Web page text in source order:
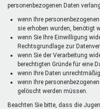
personenbezogenen Daten
wenn Ihre
sie erhoben wurden, benötigt
wenn Sie Ihre Einwilligung
Rechtsgrundlage zur
wenn Sie der Verarbeitung
berechtigten Gründe für eine
wenn Ihre Daten
wenn Ihre
gelöscht werden müssen.
Beachten Sie bitte, dass die